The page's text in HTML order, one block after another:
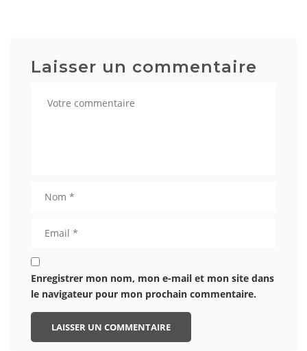
Laisser un commentaire
Enregistrer mon nom, mon e-mail et mon site dans
le navigateur pour mon prochain commentaire.